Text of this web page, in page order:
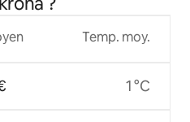
Temp. moy.
1 °C